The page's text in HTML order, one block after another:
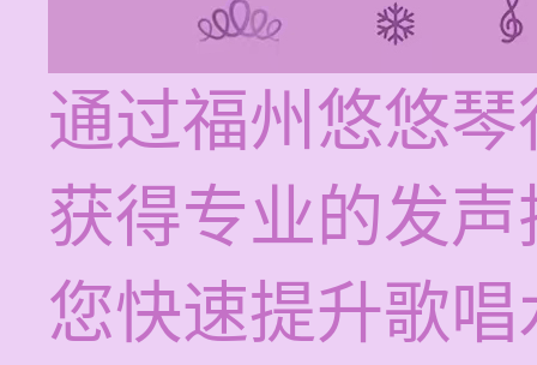
通过福州悠悠
获得专业的发
您快速提升歌